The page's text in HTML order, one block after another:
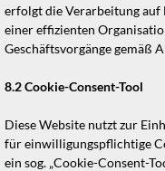
erfolgt die Verarbeitung auf
einer effizienten
Geschäftsvorgänge gemäß
8.2Cookie-Consent-Tool
Diese Website nutzt zur
für einwilligungspflichtige
ein sog. „Cookie-Consent-